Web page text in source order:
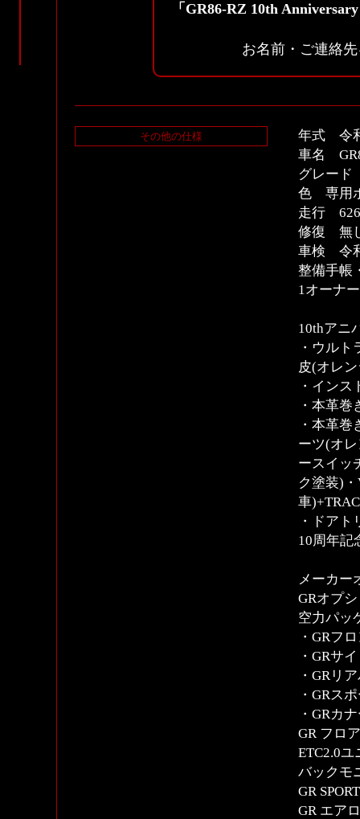
「GR86-RZ 10th
お名前・ご連絡
その他の仕様
年式 令
車名
グレー
色 専用
走行
修復 無
車検 令
整備手帳
1オーナ
10thアニ
・ウル
皮(オレ
・イン
・本革
・本革
ーツ(オ
ースイッ
ク塗装)
車
・ドア
10周年記
メーカー
GRオプシ
空力パッ
・GRフ
・GRサ
・GRリ
・GRス
・GRカ
GR
バッ
GR
GR エア